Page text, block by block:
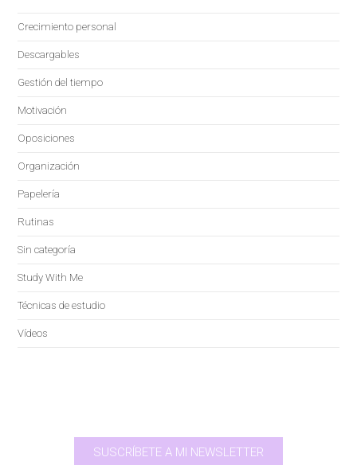
Crecimiento personal
Descargables
Gestión del tiempo
Motivación
Oposiciones
Organización
Papelería
Rutinas
Sin categoría
Study With Me
Técnicas de estudio
Vídeos
SUSCRÍBETE A MI NEWSLETTER